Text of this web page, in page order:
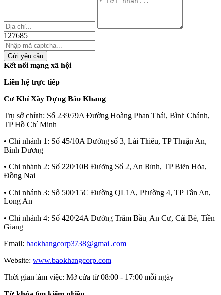
127685
Gửi yêu cầu
Kết nối mạng xã hội
Liên hệ trực tiếp
Cơ Khí Xây Dựng Bảo Khang
Trụ sở chính: Số 239/79A Đường Hoàng Phan Thái, Bình Chánh,
TP Hồ Chí Minh
• Chi nhánh 1: Số 45/10A Đường số 3, Lái Thiêu, TP Thuận An,
Bình Dương
• Chi nhánh 2: Số 220/10B Đường Số 2, An Bình, TP Biên Hòa,
Đồng Nai
• Chi nhánh 3: Số 500/15C Đường QL1A, Phường 4, TP Tân An,
Long An
• Chi nhánh 4: Số 420/24A Đường Trâm Bầu, An Cư, Cái Bè, Tiền
Giang
Email: baokhangcorp3738@gmail.com
Website: www.baokhangcorp.com
Thời gian làm việc: Mở cửa từ 08:00 - 17:00 mỗi ngày